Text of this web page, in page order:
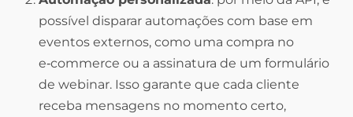
possível disparar automações com base em
eventos externos, como uma compra no
e‑commerce ou a assinatura de um formulário
de webinar. Isso garante que cada cliente
receba mensagens no momento certo,